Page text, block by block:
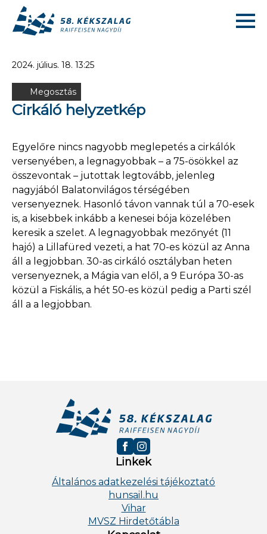
2024. július. 18. 13:25
Megosztás
Cirkáló helyzetkép
Egyelőre nincs nagyobb meglepetés a cirkálók
versenyében, a legnagyobbak – a 75-ösökkel az
összevontak – jutottak legtovább, jelenleg
nagyjából Balatonvilágos térségében
versenyeznek. Hasonló távon vannak túl a 70-esek
is, a kisebbek inkább a kenesei bója közelében
keresik a szelet. A legnagyobbak mezőnyét (11
hajó) a Lillafüred vezeti, a hat 70-es közül az Anna
áll a legjobban. 30-as cirkáló osztályban heten
versenyeznek, a Mágia van elől, a 9 Európa 30-as
közül a Fiskális, a hét 50-es közül pedig a Parti szél
áll a a legjobban.
Linkek
Általános adatkezelési tájékoztató
hunsail.hu
Vihar
MVSZ Hirdetőtábla